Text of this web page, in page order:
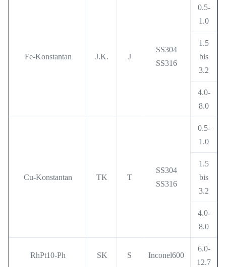
Fe-Konstantan J.K. J
SS304
SS316
0.5-
1.0
1.5
bis
3.2
4.0-
8.0
Cu-Konstantan TK T
SS304
SS316
0.5-
1.0
1.5
bis
3.2
4.0-
8.0
RhPt10-Ph SK S Inconel600
6.0-
12.7